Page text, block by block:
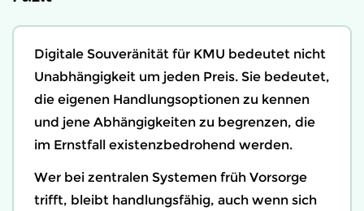
Digitale Souveränität für KMU bedeutet nicht
Unabhängigkeit um jeden Preis. Sie bedeutet,
die eigenen Handlungsoptionen zu kennen
und jene Abhängigkeiten zu begrenzen, die
im Ernstfall existenzbedrohend werden.
Wer bei zentralen Systemen früh Vorsorge
trifft, bleibt handlungsfähig, auch wenn sich